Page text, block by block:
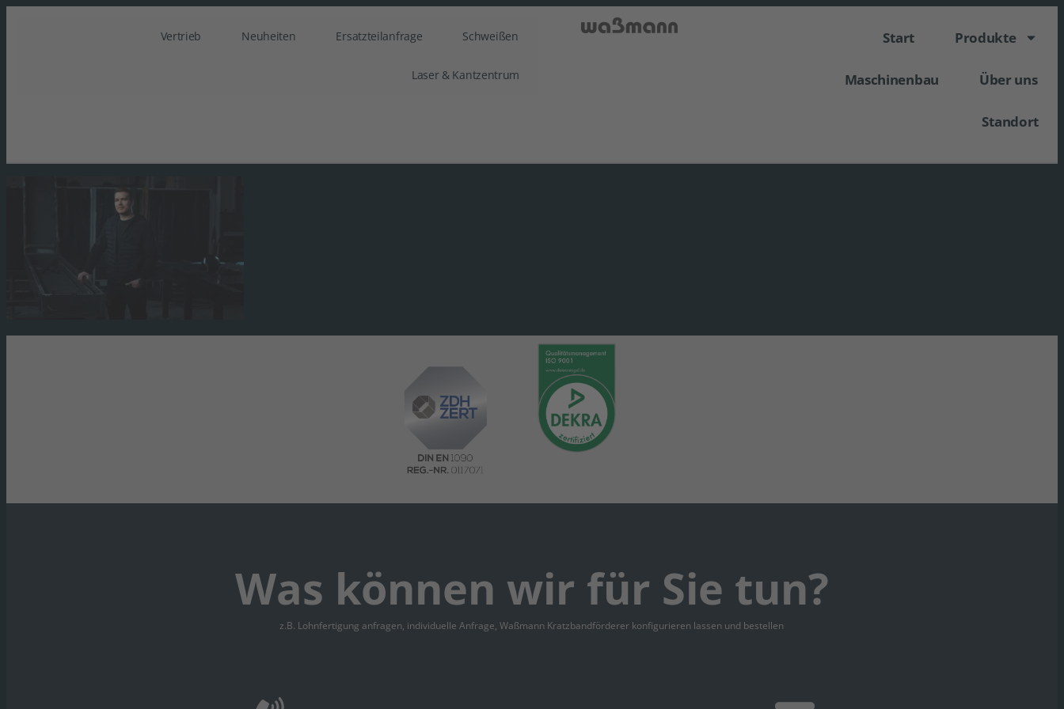
Vertrieb Neuheiten Ersatzteilanfrage Schweißen
Laser & Kantzentrum
Start Produkte
Maschinenbau Über uns
Standort
Was können wir für Sie tun?
z.B. Lohnfertigung anfragen, individuelle Anfrage, Waßmann Kratzbandförderer konfigurieren lassen und bestellen